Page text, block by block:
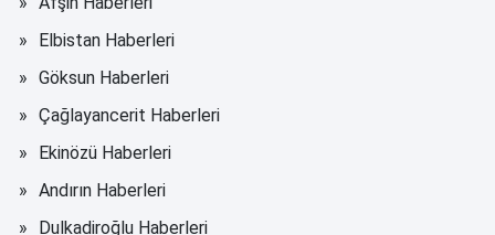
Elbistan Haberleri
Göksun Haberleri
Çağlayancerit Haberleri
Ekinözü Haberleri
Andırın Haberleri
Dulkadiroğlu Haberleri